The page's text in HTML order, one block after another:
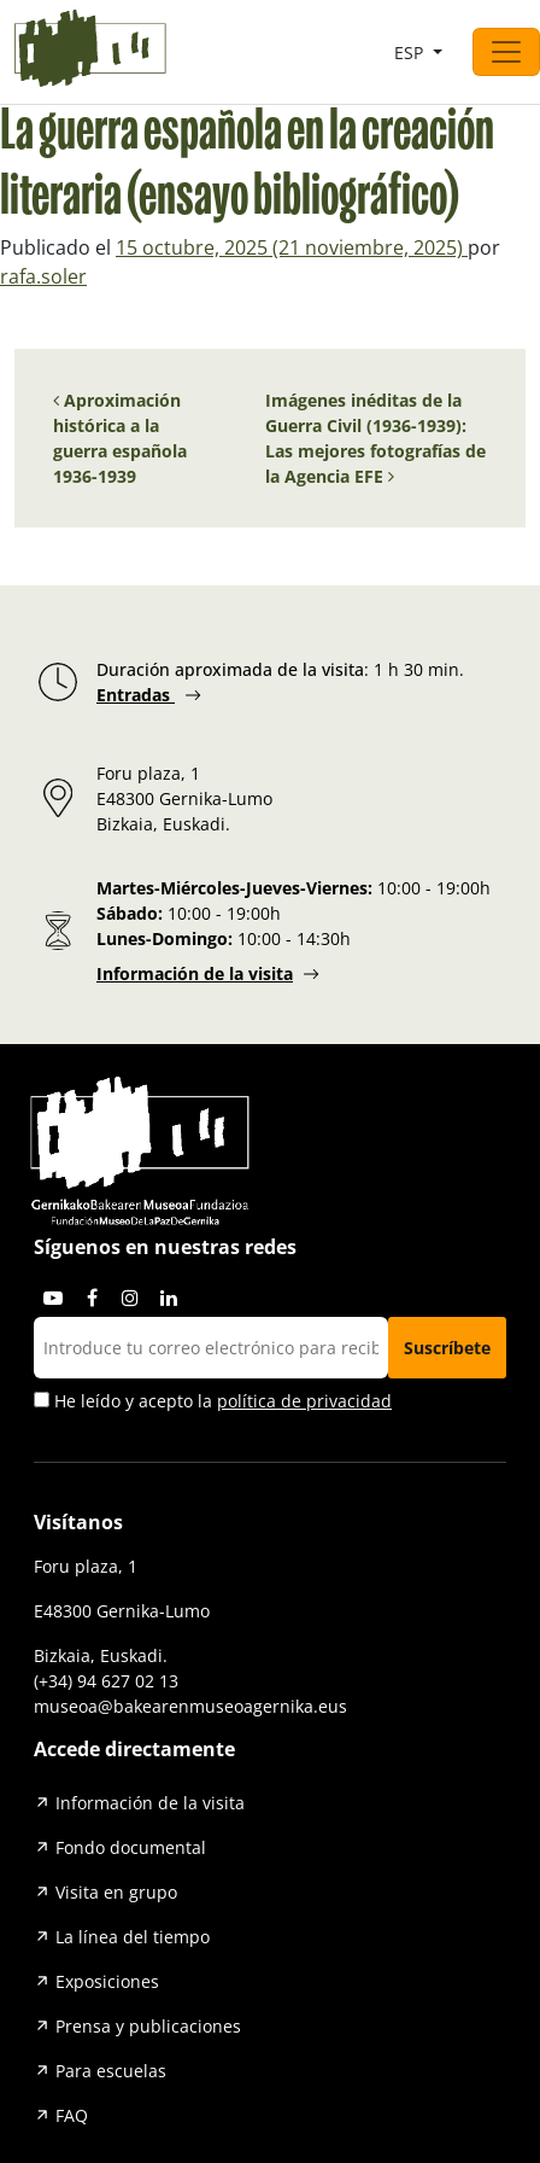
Saltar al contingut
Navegación principal
ESP
La guerra española en la creación
literaria (ensayo bibliográfico)
Publicado el 15 octubre, 2025(21 noviembre, 2025) por
rafa.soler
Navegación de entradas
Aproximación
histórica a la
guerra española
1936-1939
Imágenes inéditas de la
Guerra Civil (1936-1939):
Las mejores fotografías de
la Agencia EFE
Duración aproximada de la visita: 1 h 30 min.
Entradas
Foru plaza, 1
E48300 Gernika-Lumo
Bizkaia, Euskadi.
Martes-Miércoles-Jueves-Viernes: 10:00 - 19:00h
Sábado: 10:00 - 19:00h
Lunes-Domingo: 10:00 - 14:30h
Información de la visita
Síguenos en nuestras redes
He leído y acepto la política de privacidad
Visítanos
Foru plaza, 1
E48300 Gernika-Lumo
Bizkaia, Euskadi.
(+34) 94 627 02 13
museoa@bakearenmuseoagernika.eus
Accede directamente
Información de la visita
Fondo documental
Visita en grupo
La línea del tiempo
Exposiciones
Prensa y publicaciones
Para escuelas
FAQ